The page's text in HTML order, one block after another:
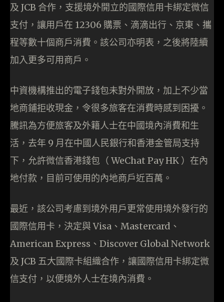
及 JCB 合作，支援境外開立的國際信用卡綁定微信
支付，讓用戶在 12306 購票、滴滴出行、京東、攜
程等數十個商戶消費。該公司亦明表，之後將陸續
加入更多可用商戶。
中資機構推出的電子錢包未對外開放，加上不少當
地商鋪拒收現金，令很多旅客在消費時感到困擾。
騰訊為方便旅客及外籍人士在中國境內消費和生
活，去年 9 月在中國人民銀行和香港金管局支持
下，允許微信香港錢包（ WeChat Pay HK ）在內
地付款，目前可使用的內地商戶近百萬。
最近，該公司考慮到境外用戶更常使用境外發行的
國際信用卡，決定與 Visa、Mastercard、
American Express、Discover Global Network
及 JCB 五大國際卡組織合作，讓國際信用卡綁定微
信支付，以便境外人士在境內消費。